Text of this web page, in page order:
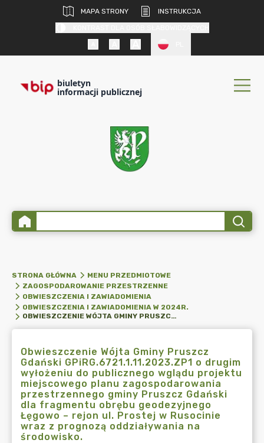
MAPA STRONY
INSTRUKCJA
biuletyn
informacji publicznej
STRONA GŁÓWNA
MENU PRZEDMIOTOWE
ZAGOSPODAROWANIE PRZESTRZENNE
OBWIESZCZENIA I ZAWIADOMIENIA
OBWIESZCZENIA I ZAWIADOMIENIA W 2024R.
OBWIESZCZENIE WÓJTA GMINY PRUSZCZ GDAŃSKI GPIRG.6721.1.11.2023.ZP1 O DRUGIM WYŁOŻENIU DO PUBLICZNEGO WGLĄDU PROJEKTU MIEJSCOWEGO PLANU ZAGOSPODAROWANIA PRZESTRZENNEGO GMINY PRUSZCZ GDAŃSKI DLA FRAGMENTU OBRĘBU GEODEZYJNEGO ŁĘGOWO – REJON UL. PROSTEJ W RUSOCINIE WRAZ Z PROGNOZĄ ODDZIAŁYWANIA NA ŚRODOWISKO.
Obwieszczenie Wójta Gminy Pruszcz
Gdański GPiRG.6721.1.11.2023.ZP1 o drugim
wyłożeniu do publicznego wglądu projektu
miejscowego planu zagospodarowania
przestrzennego gminy Pruszcz Gdański
dla fragmentu obrębu geodezyjnego
Łęgowo – rejon ul. Prostej w Rusocinie
wraz z prognozą oddziaływania na
środowisko.